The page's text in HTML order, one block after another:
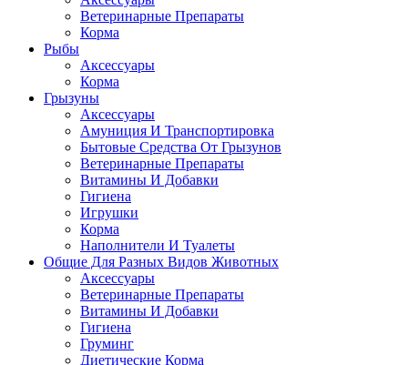
Ветеринарные Препараты
Корма
Рыбы
Аксессуары
Корма
Грызуны
Аксессуары
Амуниция И Транспортировка
Бытовые Средства От Грызунов
Ветеринарные Препараты
Витамины И Добавки
Гигиена
Игрушки
Корма
Наполнители И Туалеты
Общие Для Разных Видов Животных
Аксессуары
Ветеринарные Препараты
Витамины И Добавки
Гигиена
Груминг
Диетические Корма